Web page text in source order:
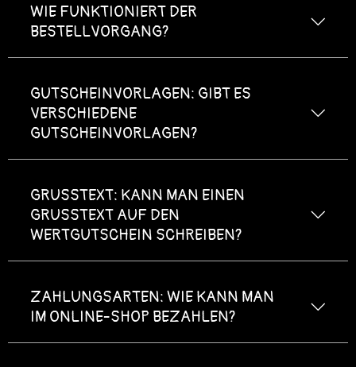
WIE FUNKTIONIERT DER
BESTELLVORGANG?
Wähle eine Gutscheinvorlage, den
gewünschten Gutscheinwert und einen
individuellen Grußtext.
Drucken Dir Deinen Gutschein einfach
direkt selbst aus oder versende ihn per
Mail.
GUTSCHEINVORLAGEN: GIBT ES
VERSCHIEDENE
GUTSCHEINVORLAGEN?
GRUSSTEXT: KANN MAN EINEN G
RUSSTEXT AUF DEN WE
RTGUTSCHEIN SCHREIBEN?
ZAHLUNGSARTEN: WIE KANN MAN
IM ONLINE-SHOP BEZAHLEN?